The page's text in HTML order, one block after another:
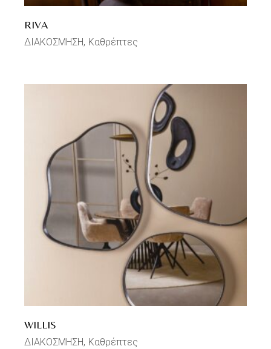
RIVA
ΔΙΑΚΟΣΜΗΣΗ Καθρέπτες
WILLIS
ΔΙΑΚΟΣΜΗΣΗ Καθρέπτες